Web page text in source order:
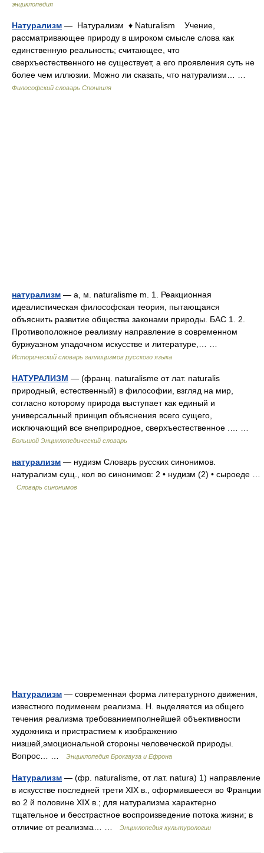
энциклопедия
Натурализм — Натурализм ♦ Naturalism Учение,
рассматривающее природу в широком смысле слова как
единственную реальность; считающее, что
сверхъестественного не существует, а его проявления суть не
более чем иллюзии. Можно ли сказать, что натурализм… …
Философский словарь Спонвиля
натурализм — а, м. naturalisme m. 1. Реакционная
идеалистическая философская теория, пытающаяся
объяснить развитие общества законами природы. БАС 1. 2.
Противоположное реализму направление в современном
буржуазном упадочном искусстве и литературе,… …
Исторический словарь галлицизмов русского языка
НАТУРАЛИЗМ — (франц. naturalisme от лат. naturalis
природный, естественный) в философии, взгляд на мир,
согласно которому природа выступает как единый и
универсальный принцип объяснения всего сущего,
исключающий все внеприродное, сверхъестественное .… …
Большой Энциклопедический словарь
натурализм — нудизм Словарь русских синонимов.
натурализм сущ., кол во синонимов: 2 • нудизм (2) • сыроеде …
Словарь синонимов
Натурализм — современная форма литературного движения,
известного подименем реализма. Н. выделяется из общего
течения реализма требованиемполнейшей объективности
художника и пристрастием к изображению
низшей,эмоциональной стороны человеческой природы.
Вопрос… …
Энциклопедия Брокгауза и Ефрона
Натурализм — (фр. naturalisme, от лат. natura) 1) направление
в искусстве последней трети XIX в., оформившееся во Франции
во 2 й половине XIX в.; для натурализма характерно
тщательное и бесстрастное воспроизведение потока жизни; в
отличие от реализма… …
Энциклопедия культурологии